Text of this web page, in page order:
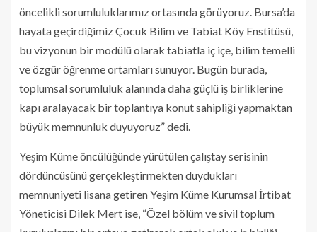
öncelikli sorumluluklarımız ortasında görüyoruz. Bursa’da
hayata geçirdiğimiz Çocuk Bilim ve Tabiat Köy Enstitüsü,
bu vizyonun bir modülü olarak tabiatla iç içe, bilim temelli
ve özgür öğrenme ortamları sunuyor. Bugün burada,
toplumsal sorumluluk alanında daha güçlü iş birliklerine
kapı aralayacak bir toplantıya konut sahipliği yapmaktan
büyük memnunluk duyuyoruz” dedi.
Yeşim Küme öncülüğünde yürütülen çalıştay serisinin
dördüncüsünü gerçekleştirmekten duydukları
memnuniyeti lisana getiren Yeşim Küme Kurumsal İrtibat
Yöneticisi Dilek Mert ise, “Özel bölüm ve sivil toplum